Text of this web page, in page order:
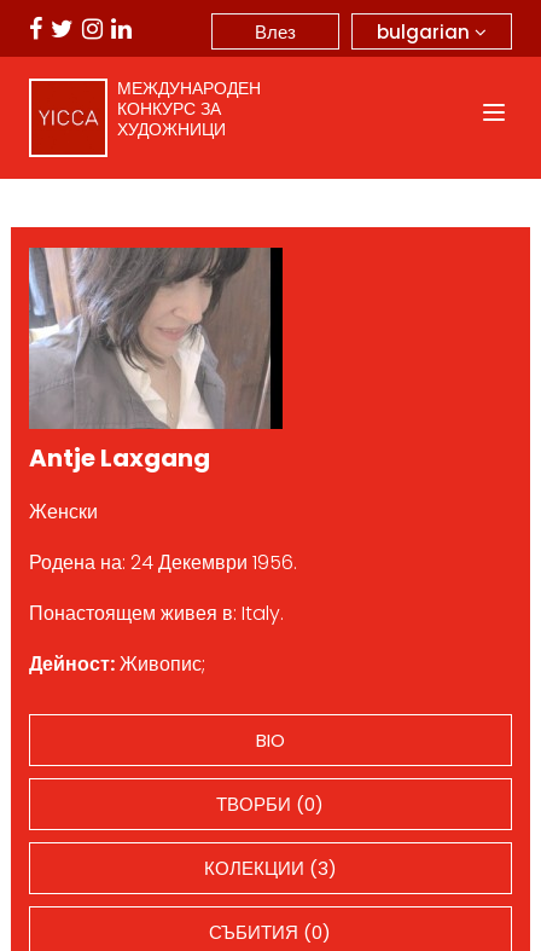
bulgarian
Влез
МЕЖДУНАРОДЕН
КОНКУРС ЗА
ХУДОЖНИЦИ
Antje Laxgang
Женски
Родена на: 24 Декември 1956.
Понастоящем живея в: Italy.
Дейност:Живопис;
BIO
ТВОРБИ (0)
КОЛЕКЦИИ (3)
СЪБИТИЯ (0)